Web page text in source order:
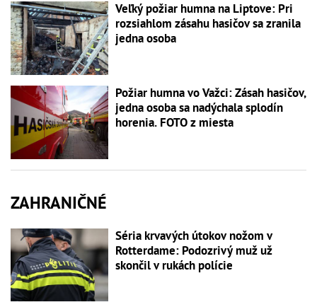
Veľký požiar humna na Liptove: Pri
rozsiahlom zásahu hasičov sa zranila
jedna osoba
Požiar humna vo Važci: Zásah hasičov,
jedna osoba sa nadýchala splodín
horenia. FOTO z miesta
ZAHRANIČNÉ
Séria krvavých útokov nožom v
Rotterdame: Podozrivý muž už
skončil v rukách polície